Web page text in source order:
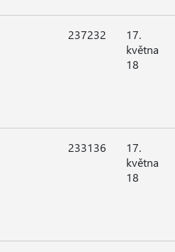
237232
17.
května
18
233136
17.
května
18